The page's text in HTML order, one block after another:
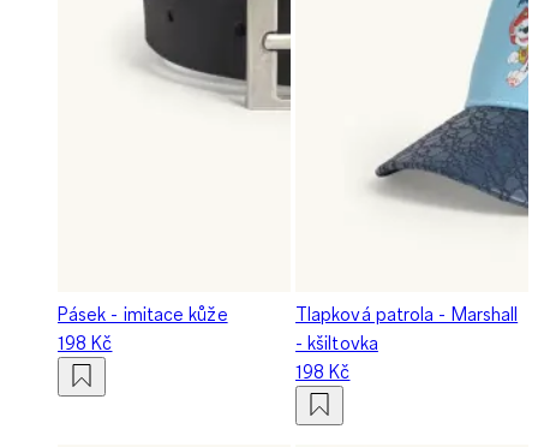
Pásek - imitace kůže
198 Kč
Tlapková patrola - Marshall
- kšiltovka
198 Kč